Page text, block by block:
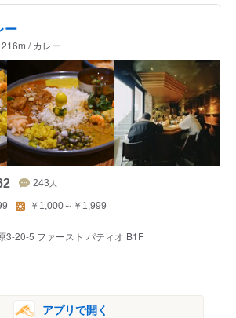
ー
/ カレー
243 人
￥1,000～￥1,999
3-20-5 ファースト パティオ B1F
アプリで開く